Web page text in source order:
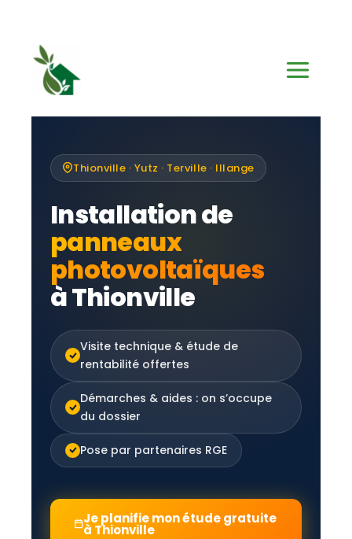
contenu
Thionville · Yutz · Terville · Illange
Installation de
panneaux
photovoltaïques
à Thionville
Visite technique & étude de
rentabilité offertes
Démarches & aides : on s’occupe
du dossier
Pose par partenaires RGE
Je planifie mon étude gratuite
à Thionville